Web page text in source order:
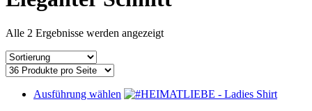
einkaufen
Alle 2 Ergebnisse werden angezeigt
Ausführung wählen Dieses